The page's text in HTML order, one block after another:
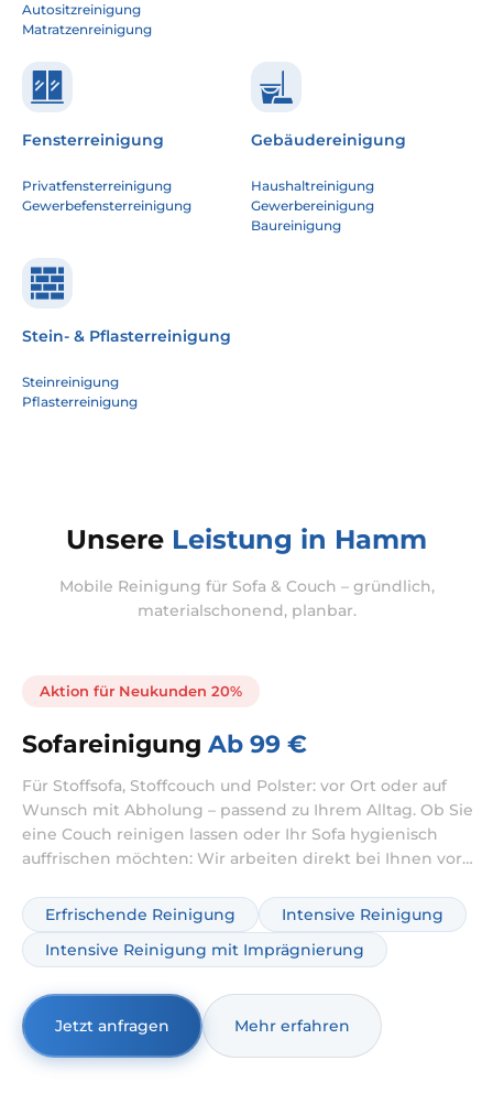
Autositzreinigung
Matratzenreinigung
Fensterreinigung
Privatfensterreinigung
Gewerbefensterreinigung
Gebäudereinigung
Haushaltreinigung
Gewerbereinigung
Baureinigung
Stein- & Pflasterreinigung
Steinreinigung
Pflasterreinigung
Unsere Leistung in Hamm
Mobile Reinigung für Sofa & Couch – gründlich,
materialschonend, planbar.
Aktion für Neukunden 20%
Sofareinigung Ab 99 €
Für Stoffsofa, Stoffcouch und Polster: vor Ort oder auf
Wunsch mit Abholung – passend zu Ihrem Alltag. Ob Sie
eine Couch reinigen lassen oder Ihr Sofa hygienisch
auffrischen möchten: Wir arbeiten direkt bei Ihnen vor
Bedarf mit intensiver Behandlung gegen Verschmutzung
und Gerüche.
Erfrischende Reinigung
Intensive Reinigung
Intensive Reinigung mit Imprägnierung
Jetzt anfragen Mehr erfahren